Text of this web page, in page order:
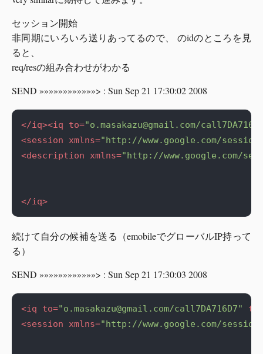
セッション開始
非同期にいろいろ送りあってるので、
のidのところを見
ると、
req/resの組み合わせがわかる
SEND »»»»»»»»»»»»> : Sun Sep 21 17:30:02 2008
</iq><iq to="o.masakazu@gmail.com/
<session
xmlns="http://www.google.com/
<description
xmlns="http://www.google.com/
</iq>
続けて自分の候補を送る（emobileでグローバルIP持って
る）
SEND »»»»»»»»»»»»> : Sun Sep 21 17:30:03 2008
<iq to="o.masakazu@gmail.com/call7DA716D7"
<session
xmlns="http://www.google.com/